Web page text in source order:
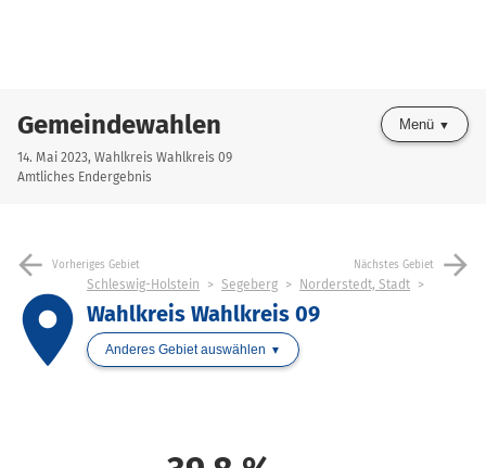
Gemeindewahlen
14. Mai 2023, Wahlkreis Wahlkreis 09
Amtliches Endergebnis
Menü
arrow_back Vorheriges Gebiet Nächstes Gebiet arrow_forward
place
Schleswig-Holstein Segeberg Norderstedt, Stadt
Wahlkreis Wahlkreis 09
Anderes Gebiet auswählen